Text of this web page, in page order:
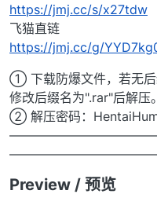
https://jmj.cc/s/x27tdw
飞猫直链
https://jmj.cc/g/
① 下载防爆文件，若无后
修改后缀名为".rar"后解压。
② 解压密码：
Preview / 预览